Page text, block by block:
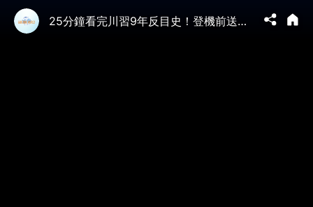
25分鐘看完川習9年反目史！登機前送三份大禮：川普帶籌碼上門！川習會前懶人包：美中9年決裂全記錄！#真飛 #真觀點